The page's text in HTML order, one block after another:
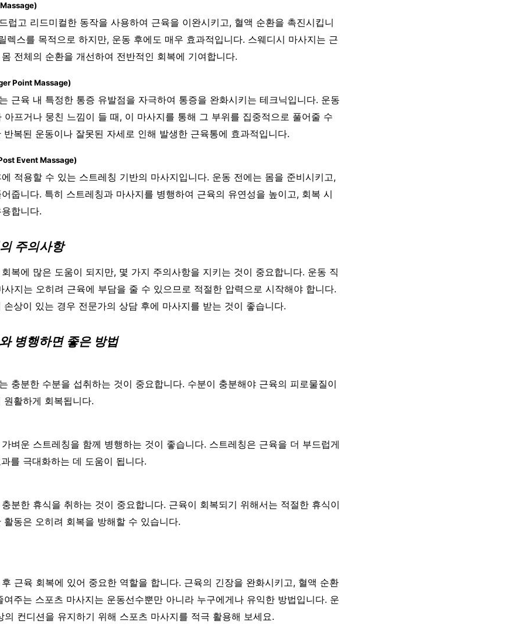
럽고 리드미컬한 동작을 사용하여 근육을 이완시키고, 혈액 순환을 촉진시킵니
렉스를 목적으로 하지만, 운동 후에도 매우 효과적입니다. 스웨디시 마사지는 근
전체의 순환을 개선하여 전반적인 회복에 기여합니다.
Point Massage)
근육 내 특정한 통증 유발점을 자극하여 통증을 완화시키는 테크닉입니다. 운동
아프거나 뭉친 느낌이 들 때, 이 마사지를 통해 그 부위를 집중적으로 풀어줄 수
반복된 운동이나 잘못된 자세로 인해 발생한 근육통에 효과적입니다.
Event Massage)
적용할 수 있는 스트레칭 기반의 마사지입니다. 운동 전에는 몸을 준비시키고,
줍니다. 특히 스트레칭과 마사지를 병행하여 근육의 유연성을 높이고, 회복 시
합니다.
주의사항
복에 많은 도움이 되지만, 몇 가지 주의사항을 지키는 것이 중요합니다. 운동 직
사지는 오히려 근육에 부담을 줄 수 있으므로 적절한 압력으로 시작해야 합니다.
손상이 있는 경우 전문가의 상담 후에 마사지를 받는 것이 좋습니다.
병행하면 좋은 방법
충분한 수분을 섭취하는 것이 중요합니다. 수분이 충분해야 근육의 피로물질이
활하게 회복됩니다.
벼운 스트레칭을 함께 병행하는 것이 좋습니다. 스트레칭은 근육을 더 부드럽게
를 극대화하는 데 도움이 됩니다.
분한 휴식을 취하는 것이 중요합니다. 근육이 회복되기 위해서는 적절한 휴식이
활동은 오히려 회복을 방해할 수 있습니다.
근육 회복에 있어 중요한 역할을 합니다. 근육의 긴장을 완화시키고, 혈액 순환
여주는 스포츠 마사지는 운동선수뿐만 아니라 누구에게나 유익한 방법입니다. 운
의 컨디션을 유지하기 위해 스포츠 마사지를 적극 활용해 보세요.